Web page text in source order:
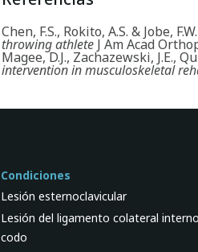
Chen, F.S., Rokito, A.S. & Jobe,
throwing athlete J Am Acad
Magee, D.J., Zachazewski, J.E.,
intervention in musculoskeletal
Condiciones
Lesión esternoclavicular
Lesión del ligamento colateral
codo